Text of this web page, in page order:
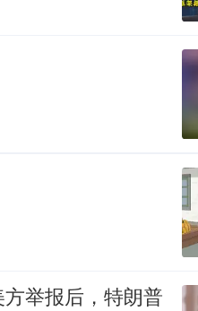
举报后，特朗普